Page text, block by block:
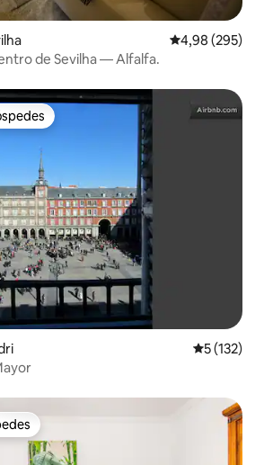
4,98 de uma
4,98 (295)
de Sevilha — Alfalfa.
dos hóspedes
5 de uma
5 (132)